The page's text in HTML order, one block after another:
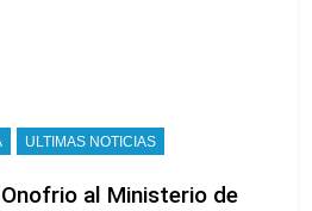
ULTIMAS NOTICIAS
al Ministerio de